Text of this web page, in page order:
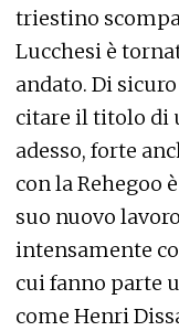
triestino
Lucchesi è
andato. Di
citare il titolo di
adesso, forte
con la Rehegoo
suo nuovo
intensamente
cui fanno parte
come Henri